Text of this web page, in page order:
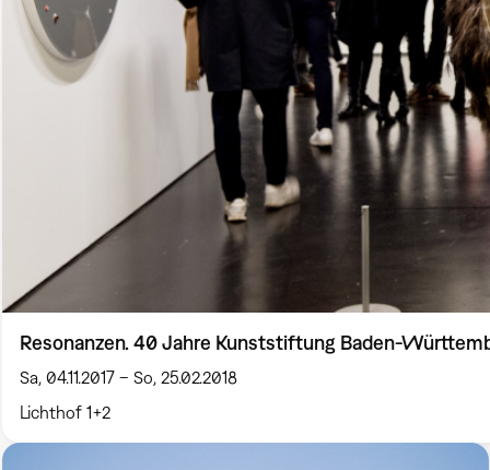
Resonanzen. 40 Jahre Kunststiftung Baden-
Sa, 04.11.2017 – So, 25.02.2018
Lichthof 1+2